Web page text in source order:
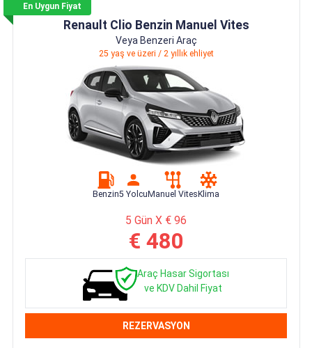
En Uygun Fiyat
Renault Clio Benzin Manuel Vites
Veya Benzeri Araç
25 yaş ve üzeri / 2 yıllık ehliyet
Benzin5 YolcuManuel VitesKlima
5 Gün X € 96
€ 480
Araç Hasar Sigortası
ve KDV Dahil Fiyat
REZERVASYON